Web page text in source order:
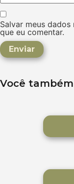
Salvar meus
que eu comentar.
Você